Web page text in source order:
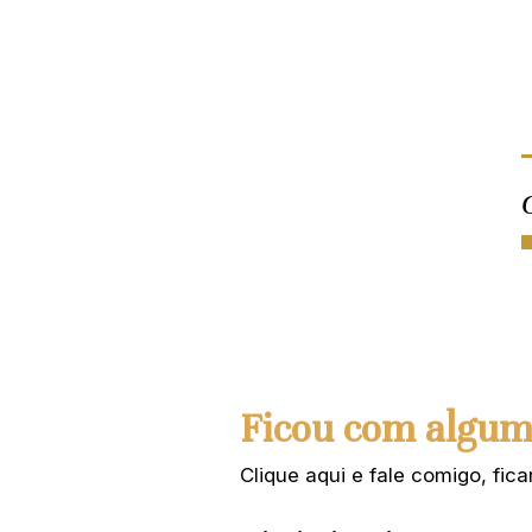
Ficou com
Clique aqui e fale comigo,